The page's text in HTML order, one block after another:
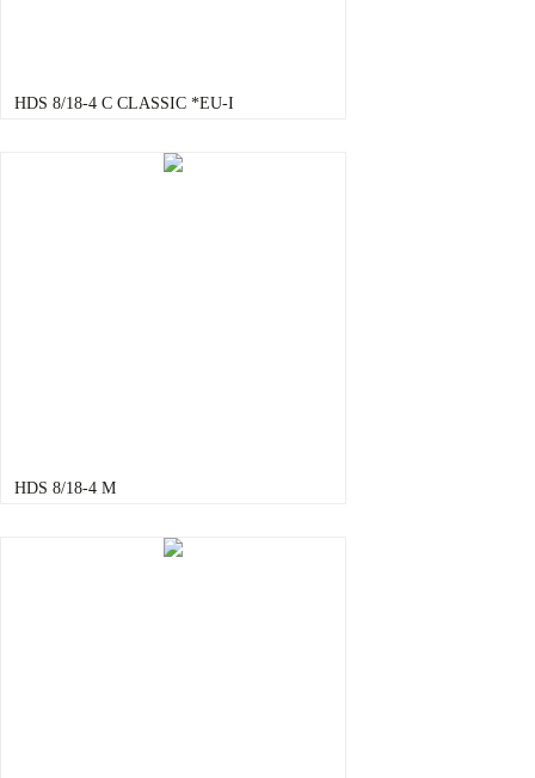
HDS 8/18-4 C CLASSIC *EU-I
HDS 8/18-4 M